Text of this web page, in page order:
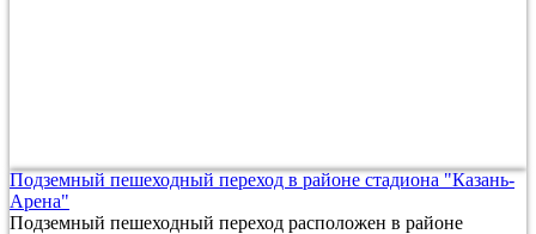
Подземный пешеходный переход в районе стадиона "Казань-
Арена"
Подземный пешеходный переход расположен в районе